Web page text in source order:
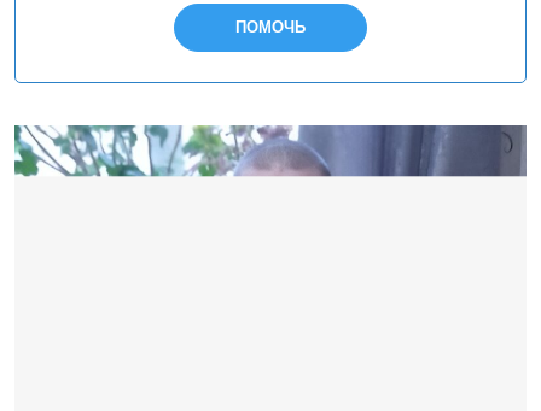
ПОМОЧЬ